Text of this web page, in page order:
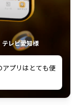
レビ愛知様
地域外からも見
！